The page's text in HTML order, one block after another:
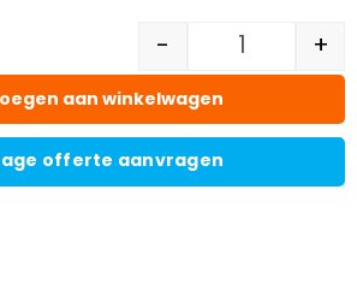
- +
aan winkelwagen
offerte aanvragen